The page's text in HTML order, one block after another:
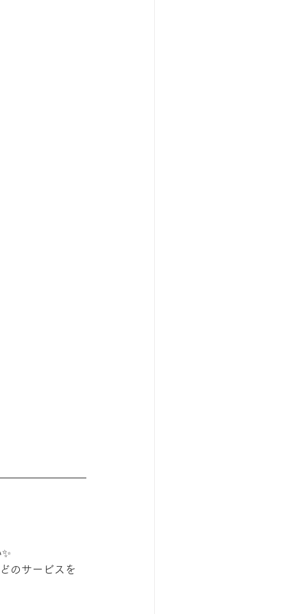
のサービスを